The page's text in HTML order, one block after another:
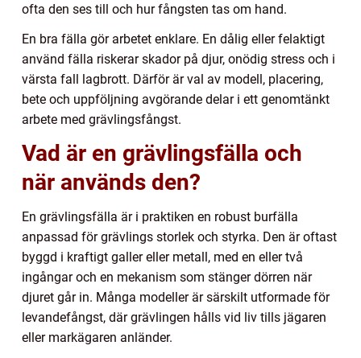
ofta den ses till och hur fångsten tas om hand.
En bra fälla gör arbetet enklare. En dålig eller felaktigt
använd fälla riskerar skador på djur, onödig stress och i
värsta fall lagbrott. Därför är val av modell, placering,
bete och uppföljning avgörande delar i ett genomtänkt
arbete med grävlingsfångst.
Vad är en grävlingsfälla och
när används den?
En grävlingsfälla är i praktiken en robust burfälla
anpassad för grävlings storlek och styrka. Den är oftast
byggd i kraftigt galler eller metall, med en eller två
ingångar och en mekanism som stänger dörren när
djuret går in. Många modeller är särskilt utformade för
levandefångst, där grävlingen hålls vid liv tills jägaren
eller markägaren anländer.